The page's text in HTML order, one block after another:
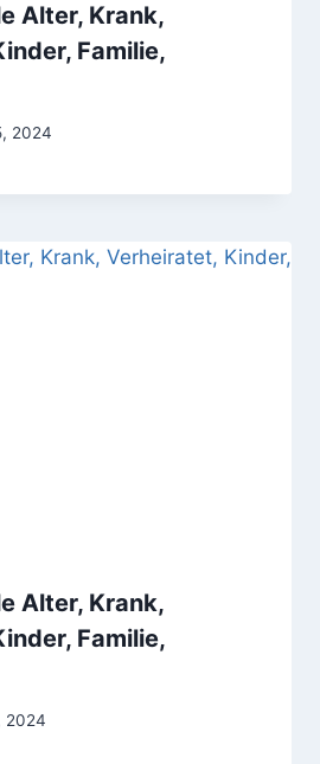
Alter, Krank,
Familie,
2024
Alter, Krank,
Familie,
2024